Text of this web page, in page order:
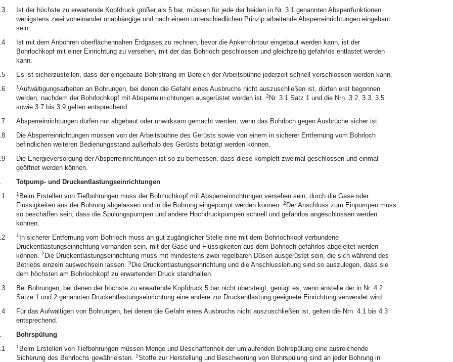
Ist der höchste zu erwartende Kopfdruck größer als 5 bar, müssen für jede der beiden in Nr. 3.1 genannten Absperrfunktionen
wenigstens zwei voneinander unabhängige und nach einem unterschiedlichen Prinzip arbeitende Absperreinrichtungen eingebaut
sein.
Ist mit dem Anbohren oberflächennahen Erdgases zu rechnen, bevor die Ankerrohrtour eingebaut werden kann, ist der
Bohrlochkopf mit einer Einrichtung zu versehen, mit der das Bohrloch geschlossen und gleichzeitig gefahrlos entlastet werden
kann.
Es ist sicherzustellen, dass der eingebaute Bohrstrang im Bereich der Arbeitsbühne jederzeit schnell verschlossen werden kann.
1Aufwältigungsarbeiten an Bohrungen, bei denen die Gefahr eines Ausbruchs nicht auszuschließen ist, dürfen erst begonnen
werden, nachdem der Bohrlochkopf mit Absperreinrichtungen ausgerüstet worden ist. 2 Nr. 3.1 Satz 1 und die Nrn. 3.2, 3.3, 3.5
sowie 3.7 bis 3.9 gelten entsprechend.
Absperreinrichtungen dürfen nur abgebaut oder unwirksam gemacht werden, wenn das Bohrloch gegen Ausbrüche sicher ist.
Die Absperreinrichtungen müssen von der Arbeitsbühne des Gerüsts sowie von einem in sicherer Entfernung vom Bohrloch
befindlichen weiteren Bedienungsstand außerhalb des Gerüsts betätigt werden können.
Die Energieversorgung der Absperreinrichtungen ist so zu bemessen, dass diese komplett zweimal geschlossen und einmal
geöffnet werden können.
Totpump- und Druckentlastungseinrichtungen
1 Beim Erstellen von Tiefbohrungen muss der Bohrlochkopf mit Absperreinrichtungen versehen sein, durch die Gase oder
Flüssigkeiten aus der Bohrung abgelassen und in die Bohrung eingepumpt werden können. 2 Der Anschluss zum Einpumpen muss
so beschaffen sein, dass die Spülungspumpen und andere Hochdruckpumpen schnell und gefahrlos angeschlossen werden
können.
1 In sicherer Entfernung vom Bohrloch muss an gut zugänglicher Stelle eine mit dem Bohrlochkopf verbundene
Druckentlastungseinrichtung vorhanden sein, mit der Gase und Flüssigkeiten aus dem Bohrloch gefahrlos abgeleitet werden
können. 2 Die Druckentlastungseinrichtung muss mit mindestens zwei regelbaren Düsen ausgerüstet sein, die sich während des
Betriebs einzeln auswechseln lassen. 3 Die Druckentlastungseinrichtung und die Anschlussleitung sind so auszulegen, dass sie
dem höchsten am Bohrlochkopf zu erwartenden Druck standhalten.
Bei Bohrungen, bei denen der höchste zu erwartende Kopfdruck 5 bar nicht übersteigt, genügt es, wenn anstelle der in Nr. 4.2
Sätze 1 und 2 genannten Druckentlastungseinrichtung eine andere zur Druckentlastung geeignete Einrichtung verwendet wird.
Für das Aufwältigen von Bohrungen, bei denen die Gefahr eines Ausbruchs nicht auszuschließen ist, gelten die Nrn. 4.1 bis 4.3
entsprechend.
Bohrspülung
1 Beim Erstellen von Tiefbohrungen müssen Menge und Beschaffenheit der umlaufenden Bohrspülung eine ausreichende
Sicherung des Bohrlochs gewährleisten. 2Stoffe zur Herstellung und Beschwerung von Bohrspülung sind an jeder Bohrung in